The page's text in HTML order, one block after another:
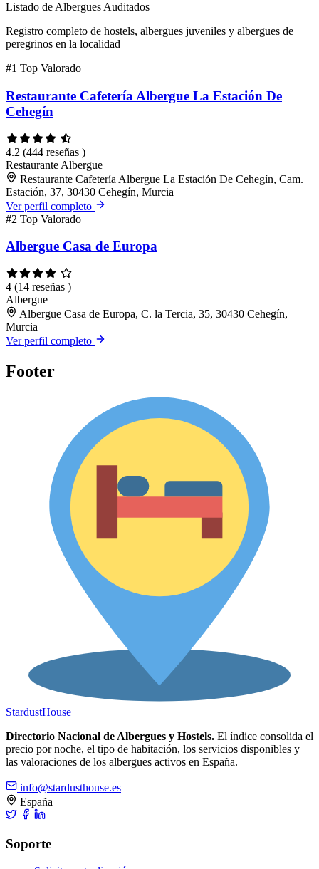
Listado de Albergues Auditados
Registro completo de hostels, albergues juveniles y albergues de
peregrinos en la localidad
#1 Top Valorado
Restaurante Cafetería Albergue La Estación De
Cehegín
4.2 (444 reseñas )
Restaurante Albergue
Restaurante Cafetería Albergue La Estación De Cehegín, Cam.
Estación, 37, 30430 Cehegín, Murcia
Ver perfil completo
#2 Top Valorado
Albergue Casa de Europa
4 (14 reseñas )
Albergue
Albergue Casa de Europa, C. la Tercia, 35, 30430 Cehegín,
Murcia
Ver perfil completo
Footer
StardustHouse
Directorio Nacional de Albergues y Hostels. El índice consolida el
precio por noche, el tipo de habitación, los servicios disponibles y
las valoraciones de los albergues activos en España.
info@stardusthouse.es
España
Soporte